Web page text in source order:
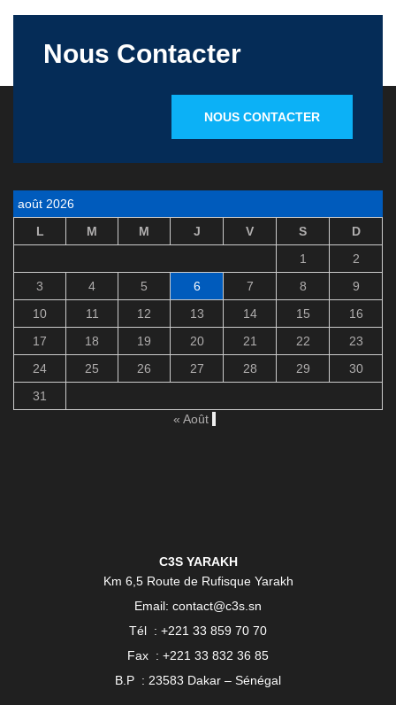
Nous Contacter
NOUS CONTACTER
août 2026
L
M M J V S
D
1
2
3
4 5 6 7 8
9
10
11 12 13 14 15
16
17
18 19 20 21 22
23
24
25 26 27 28 29
30
31
« Août
C3S YARAKH
Km 6,5 Route de Rufisque Yarakh
Email: contact@c3s.sn
Tél : +221 33 859 70 70
Fax : +221 33 832 36 85
B.P : 23583 Dakar – Sénégal